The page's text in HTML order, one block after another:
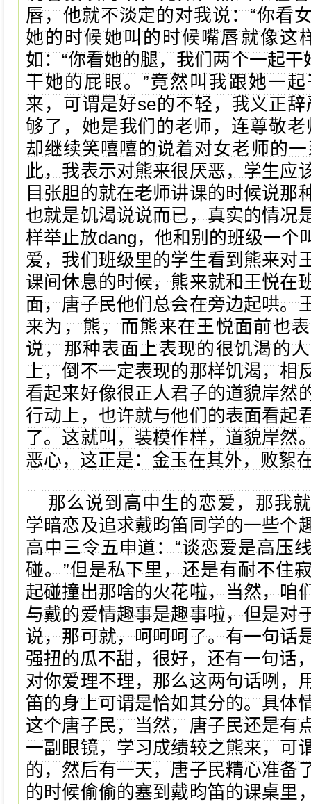
唇，他就不淡定的对我说：“你看
她的时候她叫的时候嘴唇就像这
如：“你看她的腿，我们两个一起
干她的屁眼。”竟然叫我跟她一
来，可谓是好se的不轻，我义正
够了，她是我们的老师，连尊敬老
却继续笑嘻嘻的说着对女老师的
此，我表示对熊来很厌恶，学生应
目张胆的就在老师讲课的时候说那
也就是饥渴说说而已，真实的情况
样举止放dang，他和别的班级一个
爱，我们班级里的学生看到熊来对
课间休息的时候，熊来就和王悦在
面，唐子民他们总会在旁边起哄。
来为，熊，而熊来在王悦面前也
说，那种表面上表现的很饥渴的
上，倒不一定表现的那样饥渴，相
看起来好像很正人君子的道貌岸然
行动上，也许就与他们的表面看起
了。这就叫，装模作样，道貌岸然
恶心，这正是：金玉在其外，败絮
那么说到高中生的恋爱，那我
学暗恋及追求戴昀笛同学的一些个
高中三令五申道：“谈恋爱是高压
碰。”但是私下里，还是有耐不住
起碰撞出那啥的火花啦，当然，咱
与戴的爱情趣事是趣事啦，但是对
说，那可就，呵呵呵了。有一句话
强扭的瓜不甜，很好，还有一句话
对你爱理不理，那么这两句话咧，
笛的身上可谓是恰如其分的。具体
这个唐子民，当然，唐子民还是有
一副眼镜，学习成绩较之熊来，可
的，然后有一天，唐子民精心准备
的时候偷偷的塞到戴昀笛的课桌里